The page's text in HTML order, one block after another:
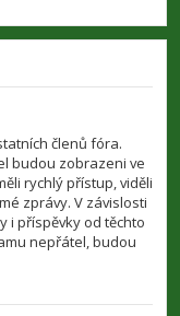
členů fóra.
budou zobrazeni ve
rychlý přístup, viděli
zprávy. V závislosti
i příspěvky od těchto
nepřátel, budou